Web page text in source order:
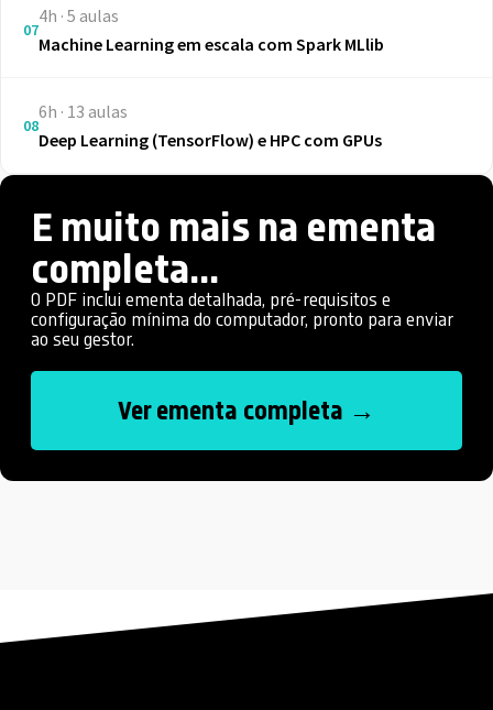
07
4h · 5 aulas
Machine Learning em escala com Spark MLlib
08
6h · 13 aulas
Deep Learning (TensorFlow) e HPC com GPUs
E muito mais na ementa
completa...
O PDF inclui ementa detalhada, pré-requisitos e
configuração mínima do computador, pronto para enviar
ao seu gestor.
Ver ementa completa →